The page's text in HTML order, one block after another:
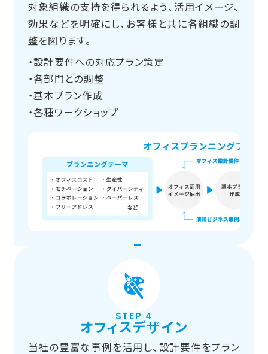
対象組織の支持を得られるよう、活用イメージ、
効果などを明確にし、お客様と共に各組織の調
整を図ります。
・設計要件への対応プラン策定
・各部門との調整
・基本プラン作成
・各種ワークショップ
STEP 4
オフィスデザイン
当社の豊富な事例を活用し、設計要件をプラン